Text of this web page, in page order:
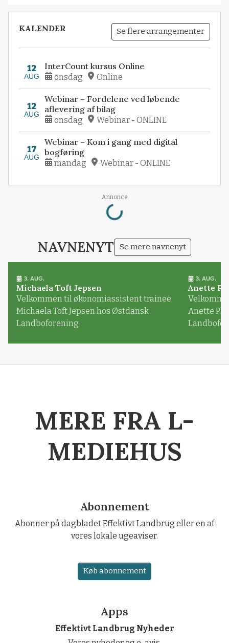
KALENDER Se flere arrangementer
12
AUG
InterCount kursus Online
onsdag Online
12
AUG
Webinar – Fordelene ved løbende
aflevering af bilag
onsdag Webinar - ONLINE
17
AUG
Webinar – Kom i gang med digital
bogføring
mandag Webinar - ONLINE
Annonce
Loading...
NAVNENYT Se mere navnenyt
3. AUG.
Michaela Toft Jepsen
Velkommen til økonomiassistent trainee
Michaela Toft Jepsen hos Østdansk
Landboforening
3. AUG.
Anette
Anette
MERE FRA L-
MEDIEHUS
Abonnement
Abonner på dagbladet Effektivt Landbrug eller en af
vores lokale ugeaviser.
Køb abonnement
Apps
Effektivt Landbrug Nyheder